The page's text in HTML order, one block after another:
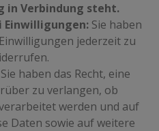
in Verbindung steht.
Sie haben
jederzeit zu
Sie haben das Recht, eine
zu verlangen, ob
werden und auf
Daten sowie auf weitere